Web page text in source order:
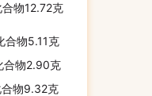
物12.72克
合物5.11克
合物2.90克
物9.32克